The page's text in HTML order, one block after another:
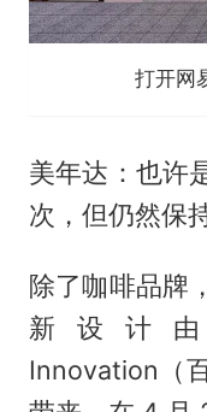
打开网
美年达：也许
次，但仍然保
除了咖啡品牌
新设计由
Innovation（